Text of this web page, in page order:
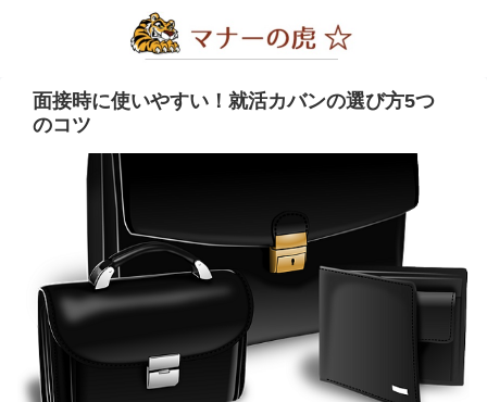
面接時に使いやすい！就活カバンの選び方5つ
のコツ